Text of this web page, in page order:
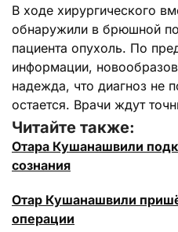
В ходе хирургического
обнаружили в брюшной
пациента опухоль. По
информации,
надежда, что диагноз не
остается. Врачи ждут
Читайте также:
Отара Кушанашвили
сознания
Отар Кушанашвили
операции